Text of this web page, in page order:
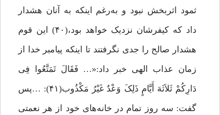
ثمود اثربخش نبود و به‌رغم اینکه به آنان هشدار
داد که کیفرشان نزدیک خواهد بود،(۴۰) این قوم
هشدار صالح را جدی نگرفتند تا اینکه پیامبر خدا از
زمان عذاب الهی خبر داد:«… فَقَالَ تَمَتَّعُوا فِی
دَارِکُمْ ثَلاَثَهَ أَیَّامٍ ذَلِکَ وَعْدٌ غَیْرُ مَکْذُوب(۴۱): …پس
گفت: سه روز تمام در خانه‌هاى خود از هر نعمتى